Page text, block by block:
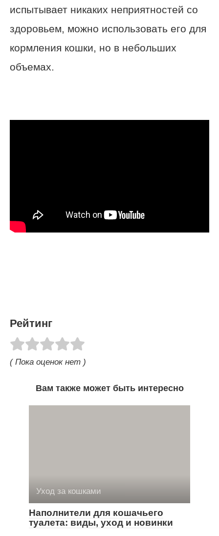
испытывает никаких неприятностей со
здоровьем, можно использовать его для
кормления кошки, но в небольших
объемах.
Рейтинг
( Пока оценок нет )
Вам также может быть интересно
Уход за кошками
Наполнители для кошачьего
туалета: виды, уход и новинки